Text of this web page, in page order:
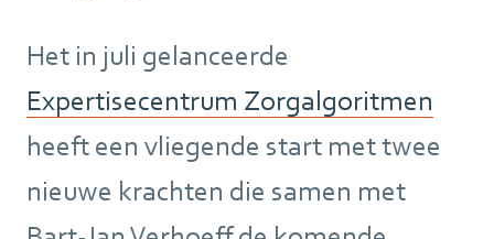
Het in juli gelanceerde
Expertisecentrum Zorgalgoritmen
heeft een vliegende start met twee
nieuwe krachten die samen met